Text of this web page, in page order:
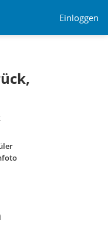
Einloggen